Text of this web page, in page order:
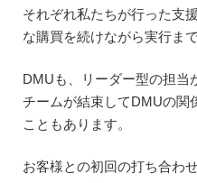
それぞれ私たちが行った支
な購買を続けながら実行ま
DMUも、リーダー型の担当
チームが結束してDMUの関
こともあります。
お客様との初回の打ち合わ